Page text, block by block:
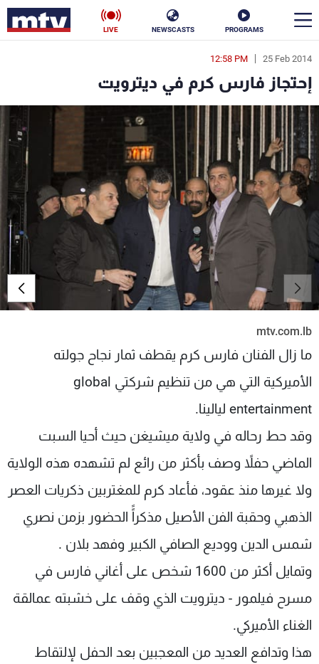
PROGRAMS
NEWSCASTS
LIVE
25 Feb 2014
12:58 PM
إحتجاز فارس كرم في ديترويت
mtv.com.lb
ما زال الفنان فارس كرم يقطف ثمار نجاح جولته
الأميركية التي هي من تنظيم شركتي global
entertainment ليالينا.
وقد حط رحاله في ولاية ميشيغن حيث أحيا السبت
الماضي حفلاً وصف بأكثر من رائع لم تشهده هذه الولاية
ولا غيرها منذ عقود، فأعاد كرم للمغتربين ذكريات العصر
الذهبي وحقبة الفن الأصيل مذكراًً الحضور بزمن نصري
شمس الدين ووديع الصافي الكبير وفهد بلان .
وتمايل أكثر من 1600 شخص على أغاني فارس في
مسرح فيلمور - ديترويت الذي وقف على خشبته عمالقة
الغناء الأميركي.
هذا وتدافع العديد من المعجبين بعد الحفل لإلتقاط
en
الأخبار
سياسة ناس
إقتصاد فن
منوعات رياضة
البرامج
شاهد البرامج
الترددات
الإنـتـاج
لاعلاناتكم
شروط الإسـتخدام
سياسة الخصوصية